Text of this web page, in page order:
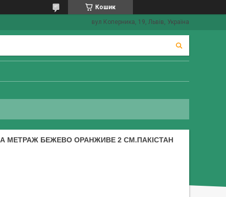
Кошик
вул Коперника, 19, Львів, Україна
МЕТРАЖ БЕЖЕВО ОРАНЖИВЕ 2 СМ.ПАКІСТАН